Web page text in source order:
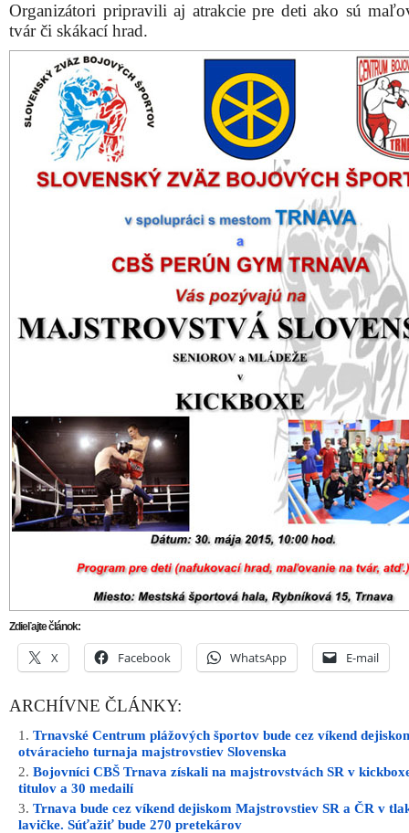
Organizátori pripravili aj atrakcie pre deti ako sú
tvár či skákací hrad.
Zdieľajte článok:
X Facebook WhatsApp E-mail
ARCHÍVNE ČLÁNKY:
Trnavské Centrum plážových športov bude cez víkend
otváracieho turnaja majstrovstiev Slovenska
Bojovníci CBŠ Trnava získali na majstrovstvách SR v
titulov a 30 medailí
Trnava bude cez víkend dejiskom Majstrovstiev SR a ČR v
lavičke. Súťažiť bude 270 pretekárov